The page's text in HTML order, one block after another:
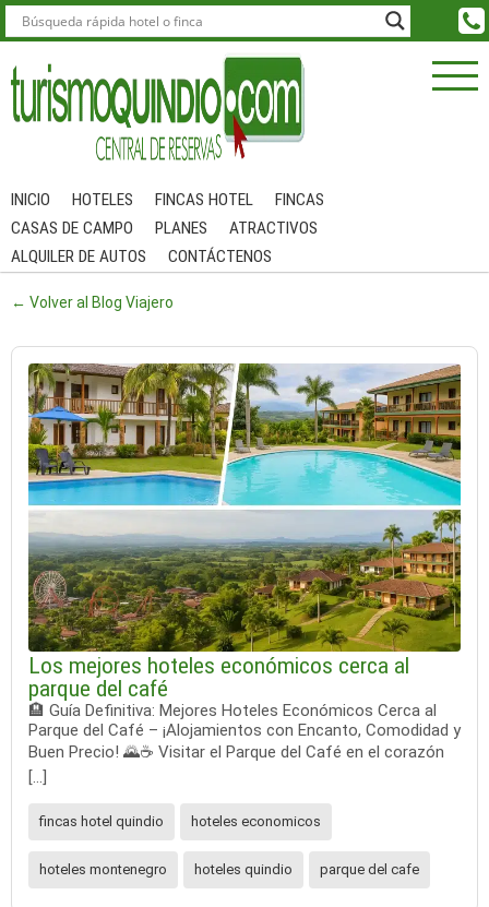
INICIO HOTELES FINCAS HOTEL
FINCAS
CASAS DE CAMPO
PLANES
ATRACTIVOS
ALQUILER DE AUTOS
CONTÁCTENOS
← Volver al Blog Viajero
Los mejores hoteles económicos cerca al
parque del café
🏨 Guía Definitiva: Mejores Hoteles Económicos Cerca al
Parque del Café – ¡Alojamientos con Encanto, Comodidad y
Buen Precio! 🌄☕️ Visitar el Parque del Café en el corazón
[…]
fincas hotel quindio hoteles economicos
hoteles montenegro hoteles quindio parque del cafe